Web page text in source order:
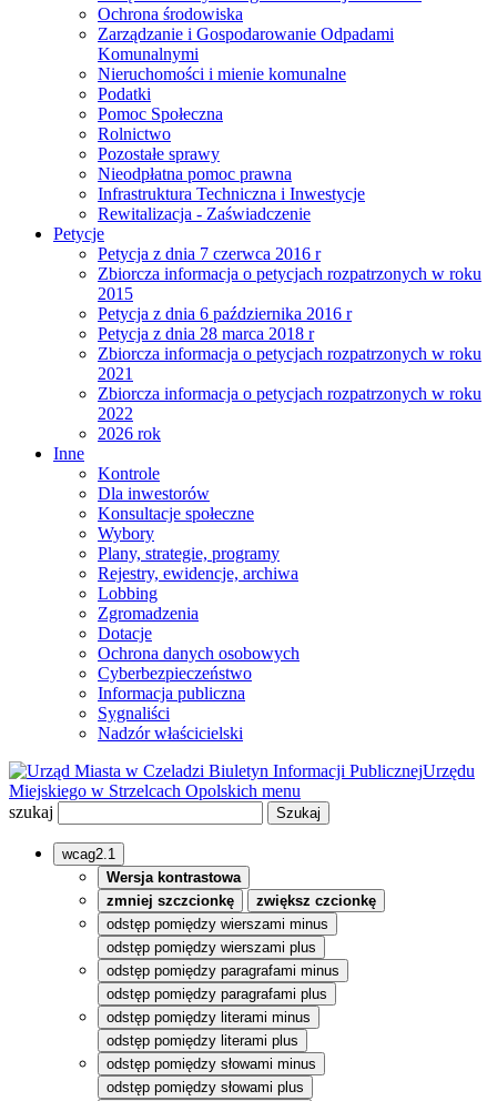
Ochrona środowiska
Zarządzanie i Gospodarowanie Odpadami
Komunalnymi
Nieruchomości i mienie komunalne
Podatki
Pomoc Społeczna
Rolnictwo
Pozostałe sprawy
Nieodpłatna pomoc prawna
Infrastruktura Techniczna i Inwestycje
Rewitalizacja - Zaświadczenie
Petycje
Petycja z dnia 7 czerwca 2016 r
Zbiorcza informacja o petycjach rozpatrzonych w roku
2015
Petycja z dnia 6 października 2016 r
Petycja z dnia 28 marca 2018 r
Zbiorcza informacja o petycjach rozpatrzonych w roku
2021
Zbiorcza informacja o petycjach rozpatrzonych w roku
2022
2026 rok
Inne
Kontrole
Dla inwestorów
Konsultacje społeczne
Wybory
Plany, strategie, programy
Rejestry, ewidencje, archiwa
Lobbing
Zgromadzenia
Dotacje
Ochrona danych osobowych
Cyberbezpieczeństwo
Informacja publiczna
Sygnaliści
Nadzór właścicielski
Biuletyn Informacji PublicznejUrzędu
Miejskiego w Strzelcach Opolskich menu
szukaj
wcag2.1
Wersja kontrastowa
zmniej szczcionkę
zwiększ czcionkę
odstęp pomiędzy wierszami minus
odstęp pomiędzy wierszami plus
odstęp pomiędzy paragrafami minus
odstęp pomiędzy paragrafami plus
odstęp pomiędzy literami minus
odstęp pomiędzy literami plus
odstęp pomiędzy słowami minus
odstęp pomiędzy słowami plus